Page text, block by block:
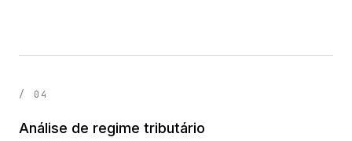
/ 04
Análise de regime tributário